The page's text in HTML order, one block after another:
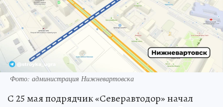
Фото: администрация Нижневартовска
С 25 мая подрядчик «Северавтодор» начал